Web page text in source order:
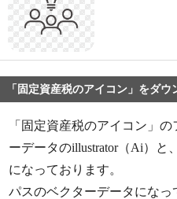
「固定資産税のアイコン」をダウ
「固定資産税のアイコン」
ーデータのillustrator（Ai）と
になっております。
パスのベクターデータになっ